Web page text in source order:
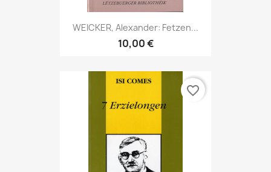
WEICKER, Alexander: Fetzen...
10,00 €
favorite_border